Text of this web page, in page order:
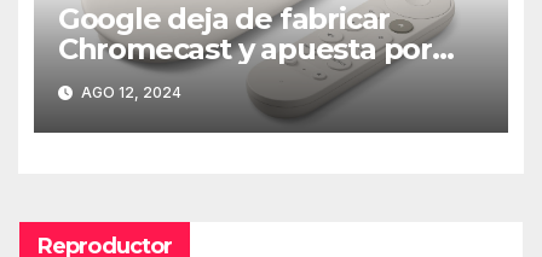
Google deja de fabricar
Chromecast y apuesta por
Google TV Streamer
AGO 12, 2024
Reproductor